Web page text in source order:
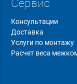
Сервис
Консультации
Доставка
Услуги по монтажу
Расчет веса